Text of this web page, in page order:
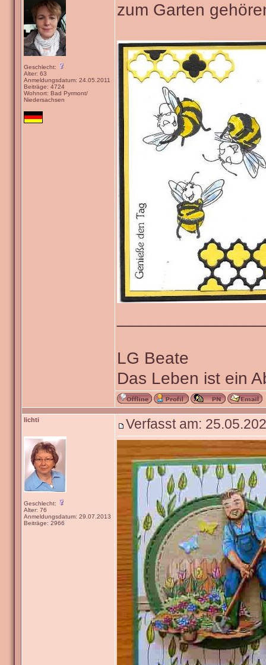
Geschlecht:
Alter: 63
Anmeldungsdatum: 24.05.2011
Beiträge: 4724
Wohnort: Bad Pyrmont/
Niedersachsen
zum Garten
LG Beate
Das Leben ist ein
lichti
Geschlecht:
Alter: 76
Anmeldungsdatum: 29.07.2013
Beiträge: 2966
Verfasst am: